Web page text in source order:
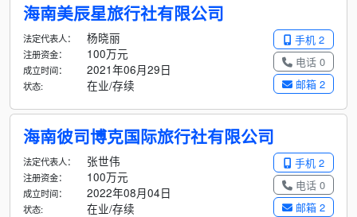
海南美辰星旅行社有限公司
手机 2
电话 0
邮箱 2
法定代表人： 杨晓丽
注册资金： 100万元
成立时间： 2021年06月29日
状态: 在业/存续
海南彼司博克国际旅行社有限公司
手机 2
电话 0
邮箱 2
法定代表人： 张世伟
注册资金： 100万元
成立时间： 2022年08月04日
状态: 在业/存续